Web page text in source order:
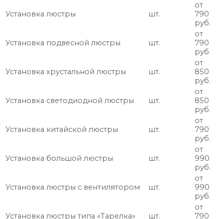
Установка люстры шт.
от
790
руб.
Установка подвесной люстры шт.
от
790
руб.
Установка хрустальной люстры шт.
от
850
руб.
Установка светодиодной люстры шт.
от
850
руб.
Установка китайской люстры шт.
от
790
руб.
Установка большой люстры шт.
от
990
руб.
Установка люстры с вентилятором шт.
от
990
руб.
Установка люстры типа «Тарелка» шт.
от
790